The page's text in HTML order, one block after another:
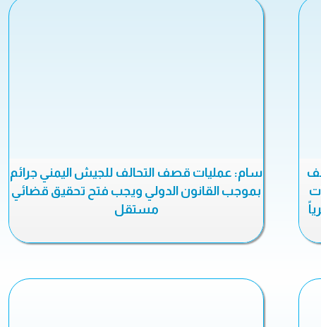
سام: عمليات قصف التحالف للجيش اليمني جرائم
بموجب القانون الدولي ويجب فتح تحقيق قضائي
مستقل